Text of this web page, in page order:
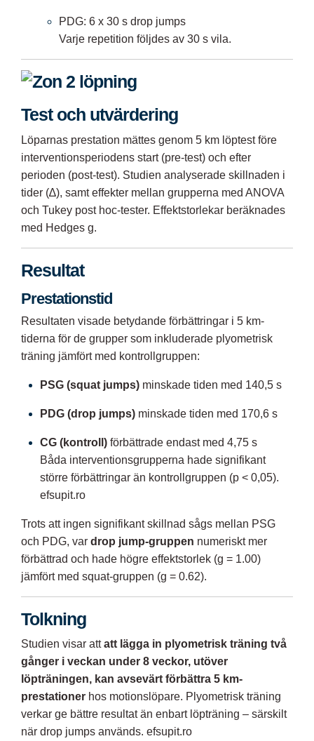
PDG: 6 x 30 s drop jumps
Varje repetition följdes av 30 s vila.
Test och utvärdering
Löparnas prestation mättes genom 5 km löptest före
interventionsperiodens start (pre-test) och efter
perioden (post-test). Studien analyserade skillnaden i
tider (∆), samt effekter mellan grupperna med ANOVA
och Tukey post hoc-tester. Effektstorlekar beräknades
med Hedges g.
Resultat
Prestationstid
Resultaten visade betydande förbättringar i 5 km-
tiderna för de grupper som inkluderade plyometrisk
träning jämfört med kontrollgruppen:
PSG (squat jumps) minskade tiden med 140,5 s
PDG (drop jumps) minskade tiden med 170,6 s
CG (kontroll) förbättrade endast med 4,75 s
Båda interventionsgrupperna hade signifikant
större förbättringar än kontrollgruppen (p < 0,05).
efsupit.ro
Trots att ingen signifikant skillnad sågs mellan PSG
och PDG, var drop jump-gruppen numeriskt mer
förbättrad och hade högre effektstorlek (g = 1.00)
jämfört med squat-gruppen (g = 0.62).
Tolkning
Studien visar attatt lägga in plyometrisk träning två
gånger i veckan under 8 veckor, utöver
löpträningen, kan avsevärt förbättra 5 km-
prestationer hos motionslöpare. Plyometrisk träning
verkar ge bättre resultat än enbart löpträning – särskilt
när drop jumps används. efsupit.ro